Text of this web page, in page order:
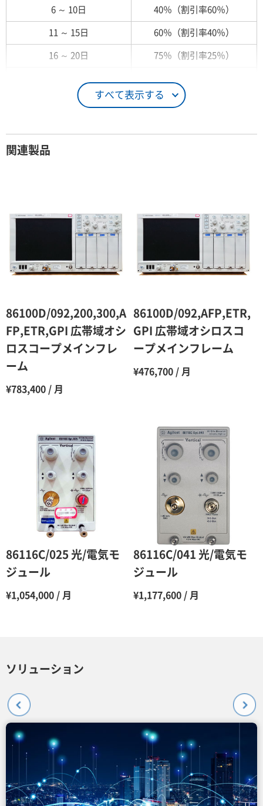
すべて表示する
6 ～ 10日 40％（割引率60％）
11 ～ 15日 60％（割引率40％）
16 ～ 20日 75％（割引率25％）
26日 ～ 1ヶ月 100％（割引率 0％）
2ヶ月 90％（割引率10％）
3ヶ月 80％（割引率20％）
7ヶ月 60％（割引率 40％）
8ヶ月 55％（割引率45％）
50％（割引率50％）
10ヶ月
12ヶ月 45％（割引率55％）
関連製品
86100D/092,200,300,A
FP,ETR,GPI 広帯域オシ
ロスコープメインフレ
ーム
¥783,400 / 月
86100D/092,AFP,ETR,
GPI 広帯域オシロスコ
ープメインフレーム
¥476,700 / 月
86116C/025 光/電気モ
ジュール
¥1,054,000 / 月
86116C/041 光/電気モ
ジュール
¥1,177,600 / 月
ソリューション